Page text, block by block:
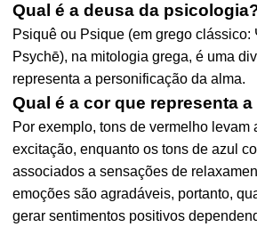
Qual é a deusa da
Psiquê ou Psique (em grego clássico:
Psychē), na mitologia grega, é uma
representa a personificação da alma.
Qual é a cor que representa
Por exemplo, tons de vermelho levam
excitação, enquanto os tons de azul
associados a sensações de
emoções são agradáveis, portanto,
gerar sentimentos positivos